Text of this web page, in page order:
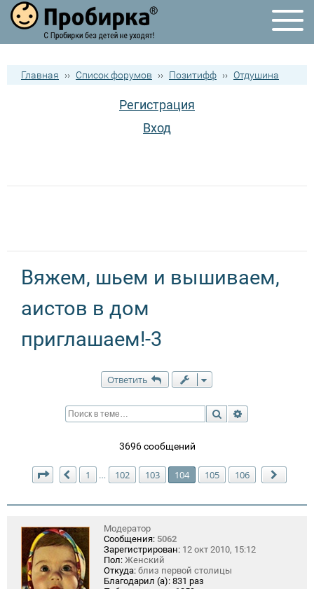
Главная ›› Список форумов ›› Позитифф ›› Отдушина
Регистрация
Вход
Вяжем, шьем и вышиваем,
аистов в дом
приглашаем!-3
Ответить
Поиск
3696 сообщений
Страница 104 из106
Пред.
1 … 102 103 104 105 106
Модератор
Сообщения: 5062
Зарегистрирован: 12 окт 2010, 15:12
Пол: Женский
Откуда: близ первой столицы
Благодарил (а): 831 раз